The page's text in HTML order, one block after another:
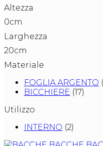
Altezza
0cm
Larghezza
20cm
Materiale
FOGLIA ARGENTO
BICCHIERE (17)
Utilizzo
INTERNO (2)